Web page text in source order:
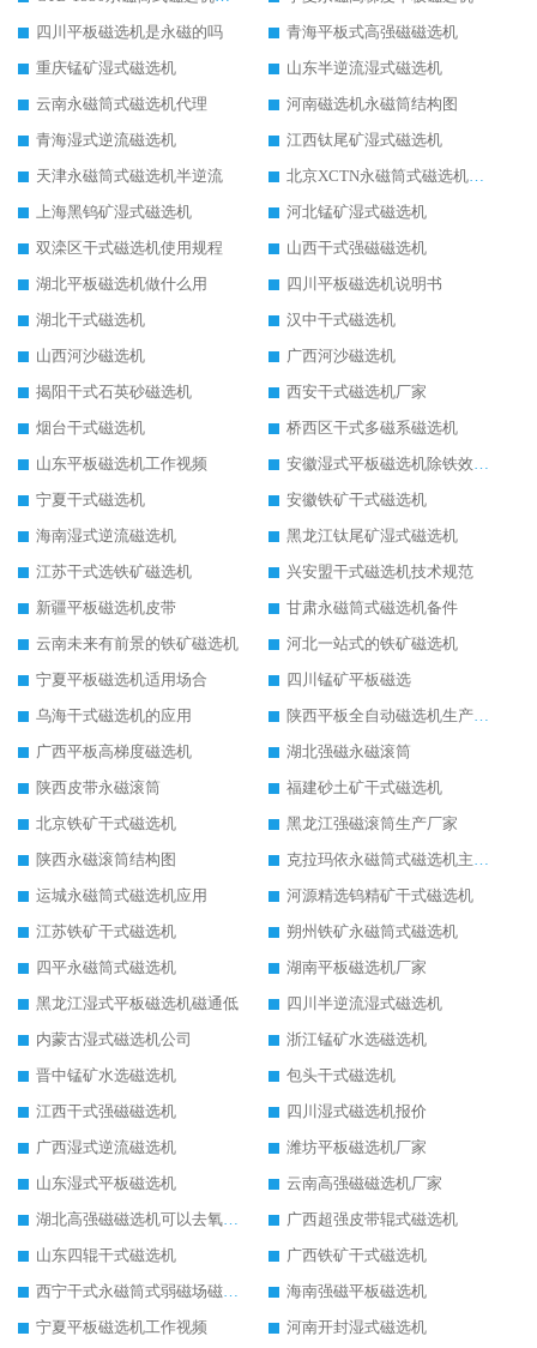
四川平板磁选机是永磁的吗
青海平板式高强磁磁选机
重庆锰矿湿式磁选机
山东半逆流湿式磁选机
云南永磁筒式磁选机代理
河南磁选机永磁筒结构图
青海湿式逆流磁选机
江西钛尾矿湿式磁选机
天津永磁筒式磁选机半逆流
北京XCTN永磁筒式磁选机磁块位置
上海黑钨矿湿式磁选机
河北锰矿湿式磁选机
双滦区干式磁选机使用规程
山西干式强磁磁选机
湖北平板磁选机做什么用
四川平板磁选机说明书
湖北干式磁选机
汉中干式磁选机
山西河沙磁选机
广西河沙磁选机
揭阳干式石英砂磁选机
西安干式磁选机厂家
烟台干式磁选机
桥西区干式多磁系磁选机
山东平板磁选机工作视频
安徽湿式平板磁选机除铁效果怎么样
宁夏干式磁选机
安徽铁矿干式磁选机
海南湿式逆流磁选机
黑龙江钛尾矿湿式磁选机
江苏干式选铁矿磁选机
兴安盟干式磁选机技术规范
新疆平板磁选机皮带
甘肃永磁筒式磁选机备件
云南未来有前景的铁矿磁选机
河北一站式的铁矿磁选机
宁夏平板磁选机适用场合
四川锰矿平板磁选
乌海干式磁选机的应用
陕西平板全自动磁选机生产厂家
广西平板高梯度磁选机
湖北强磁永磁滚筒
陕西皮带永磁滚筒
福建砂土矿干式磁选机
北京铁矿干式磁选机
黑龙江强磁滚筒生产厂家
陕西永磁滚筒结构图
克拉玛依永磁筒式磁选机主要技术参数
运城永磁筒式磁选机应用
河源精选钨精矿干式磁选机
江苏铁矿干式磁选机
朔州铁矿永磁筒式磁选机
四平永磁筒式磁选机
湖南平板磁选机厂家
黑龙江湿式平板磁选机磁通低
四川半逆流湿式磁选机
内蒙古湿式磁选机公司
浙江锰矿水选磁选机
晋中锰矿水选磁选机
包头干式磁选机
江西干式强磁磁选机
四川湿式磁选机报价
广西湿式逆流磁选机
潍坊平板磁选机厂家
山东湿式平板磁选机
云南高强磁磁选机厂家
湖北高强磁磁选机可以去氧化铝
广西超强皮带辊式磁选机
山东四辊干式磁选机
广西铁矿干式磁选机
西宁干式永磁筒式弱磁场磁选机结构图
海南强磁平板磁选机
宁夏平板磁选机工作视频
河南开封湿式磁选机